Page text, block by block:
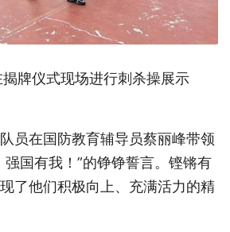
牌仪式现场进行刺杀操展示
员在国防教育辅导员蔡丽峰带领
强国有我！”的铮铮誓言。铿锵有
了他们积极向上、充满活力的精